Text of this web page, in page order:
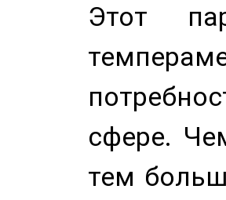
Этот
сфере.
тем